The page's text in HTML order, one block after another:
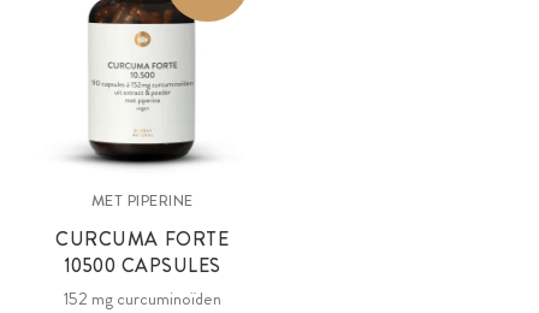
MET PIPERINE
CURCUMA FORTE
10500 CAPSULES
152 mg curcuminoïden